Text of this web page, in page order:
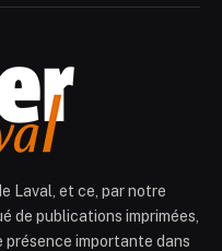
Laval, et ce, par notre
de publications imprimées,
présence importante dans